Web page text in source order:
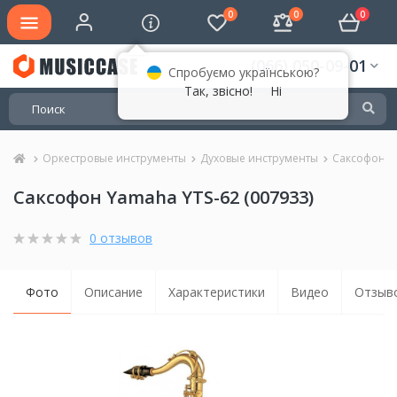
0 0 0
(066) 050-09-01
Оркестровые инструменты Духовые инструменты Саксофоны
Саксофон Yamaha YTS-62 (007933)
0 отзывов
Фото Описание Характеристики Видео
Спробуємо українською?
Так, звісно!
Ні